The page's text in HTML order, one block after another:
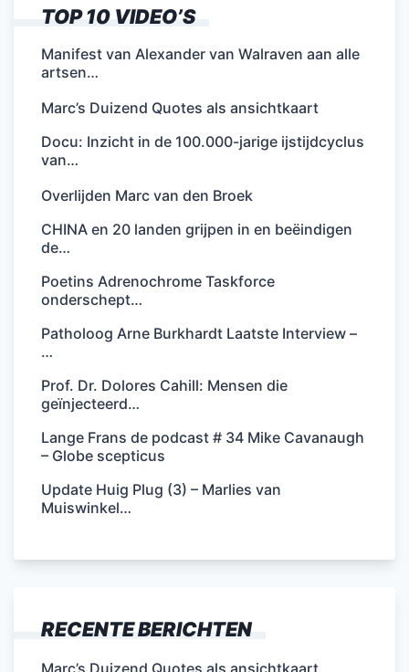
TOP 10 VIDEO’S
Manifest van Alexander van Walraven aan alle
artsen…
Marc’s Duizend Quotes als ansichtkaart
Docu: Inzicht in de 100.000-jarige ijstijdcyclus
van…
Overlijden Marc van den Broek
CHINA en 20 landen grijpen in en beëindigen
de…
Poetins Adrenochrome Taskforce
onderschept…
Patholoog Arne Burkhardt Laatste Interview –
…
Prof. Dr. Dolores Cahill: Mensen die
geïnjecteerd…
Lange Frans de podcast # 34 Mike Cavanaugh
– Globe scepticus
Update Huig Plug (3) – Marlies van
Muiswinkel…
RECENTE BERICHTEN